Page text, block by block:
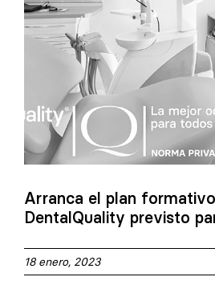
Arranca el plan
DentalQuality previsto
18 enero, 2023